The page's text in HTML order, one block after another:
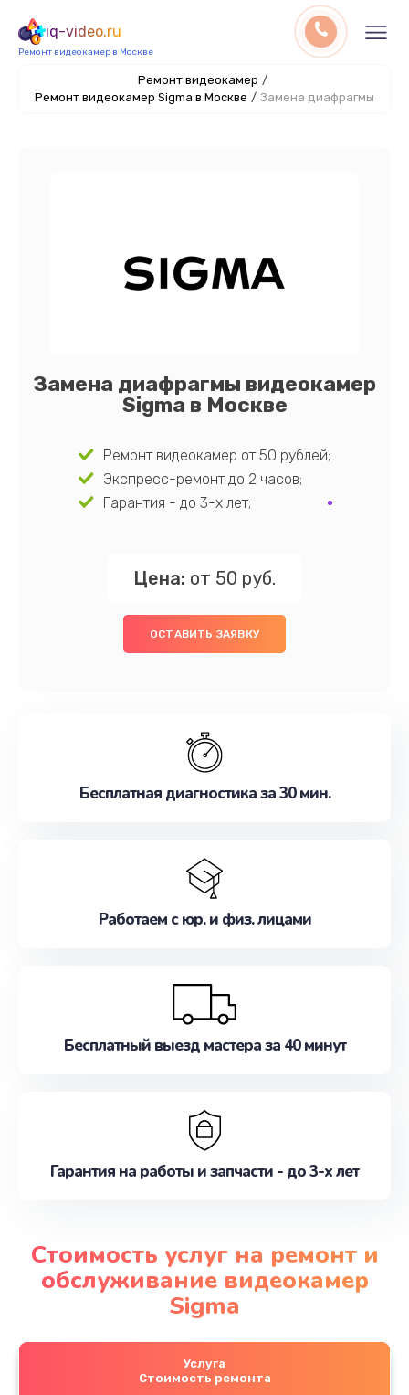
iq-video.ru
Ремонт видеокамер в Москве
Ремонт видеокамер /
Ремонт видеокамер Sigma в Москве / Замена диафрагмы
Замена диафрагмы видеокамер
Sigma в Москве
Ремонт видеокамер от 50 рублей;
Экспресс-ремонт до 2 часов;
Гарантия - до 3-х лет;
Цена: от 50 руб.
ОСТАВИТЬ ЗАЯВКУ
Бесплатная диагностика за 30 мин.
Работаем с юр. и физ. лицами
Бесплатный выезд мастера за 40 минут
Гарантия на работы и запчасти - до 3-х лет
Стоимость услуг на ремонт и
обслуживание видеокамер
Sigma
Услуга
Стоимость ремонта